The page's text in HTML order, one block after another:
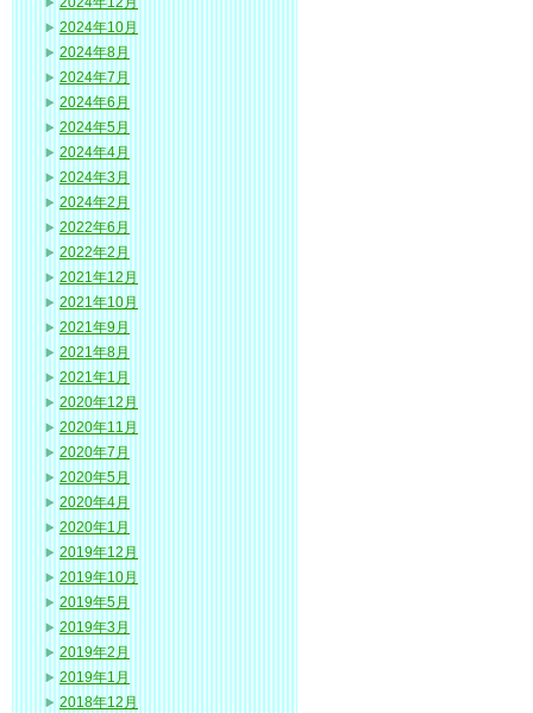
2024年10月
2024年8月
2024年7月
2024年6月
2024年5月
2024年4月
2024年3月
2024年2月
2022年6月
2022年2月
2021年12月
2021年10月
2021年9月
2021年8月
2021年1月
2020年12月
2020年11月
2020年7月
2020年5月
2020年4月
2020年1月
2019年12月
2019年10月
2019年5月
2019年3月
2019年2月
2019年1月
2018年12月